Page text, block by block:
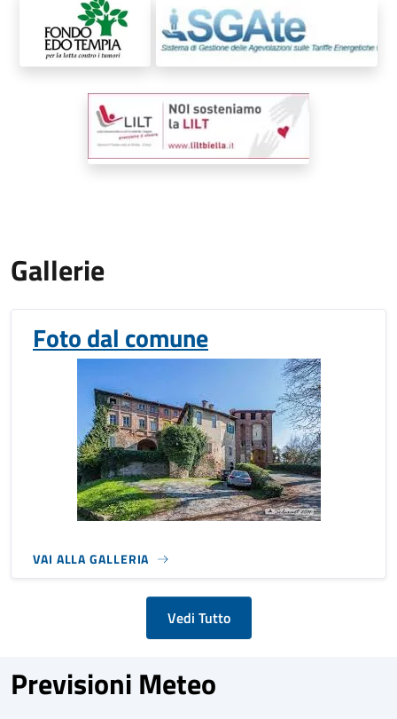
Gallerie
Foto dal comune
VAI ALLA GALLERIA
Vedi Tutto
Previsioni Meteo